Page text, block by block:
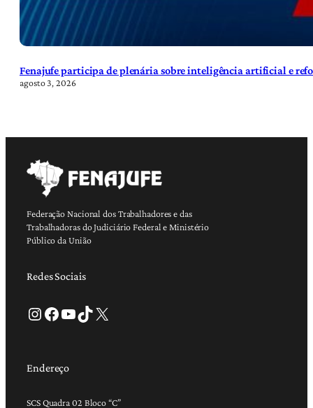
Fenajufe participa de plenária sobre inteligência artificial e
agosto 3, 2026
Federação Nacional dos Trabalhadores e das
Trabalhadoras do Judiciário Federal e Ministério
Público da União
Redes Sociais
Instagram Facebook Youtube TikTok X
Endereço
SCS Quadra 02 Bloco “C”